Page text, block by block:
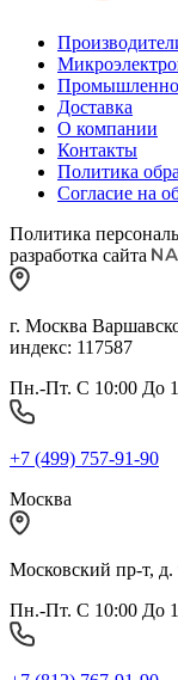
Доставка
О компании
Контакты
Политика
Согласие на
Политика
разработка сайта
г. Москва
индекс: 117587
Пн.-Пт. С 10:00 До
+7 (499) 757-91-90
Москва
Московский пр-т, д.
Пн.-Пт. С 10:00 До